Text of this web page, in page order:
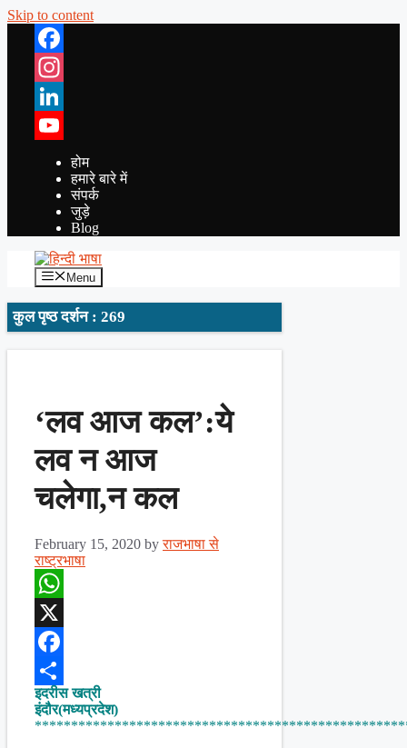
Skip to content
Facebook
Instagram
LinkedIn
YouTube
होम
हमारे बारे में
संपर्क
जुड़े
Blog
Menu
कुल पृष्ठ दर्शन : 269
‘लव आज कल’:ये
लव न आज
चलेगा,न कल
February 15, 2020 byराजभाषा से
राष्ट्रभाषा
WhatsApp
X
Facebook
Share
इदरीस खत्री
इंदौर(मध्यप्रदेश)